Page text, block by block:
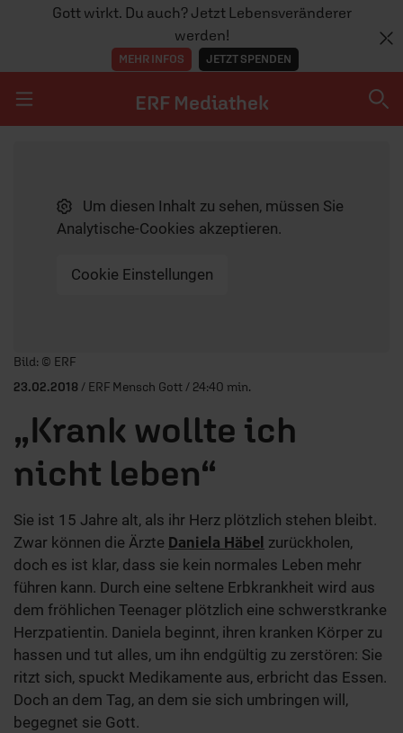
Gott wirkt. Du auch? Jetzt Lebensveränderer
werden!
MEHR INFOS JETZT SPENDEN
ERF Mediathek
SENDUNGEN A-ZUm diesen Inhalt zu sehen, müssen Sie
Analytische-Cookies akzeptieren.
Cookie Einstellungen
Player starten/anhalten
Bild: © ERF
23.02.2018 / ERF Mensch Gott / 24:40 min.
„Krank wollte ich
nicht leben“
Sie ist 15 Jahre alt, als ihr Herz plötzlich stehen bleibt.
Zwar können die Ärzte Daniela Häbel zurückholen,
doch es ist klar, dass sie kein normales Leben mehr
führen kann. Durch eine seltene Erbkrankheit wird aus
dem fröhlichen Teenager plötzlich eine schwerstkranke
Herzpatientin. Daniela beginnt, ihren kranken Körper zu
hassen und tut alles, um ihn endgültig zu zerstören: Sie
ritzt sich, spuckt Medikamente aus, erbricht das Essen.
Doch an dem Tag, an dem sie sich umbringen will,
begegnet sie Gott.